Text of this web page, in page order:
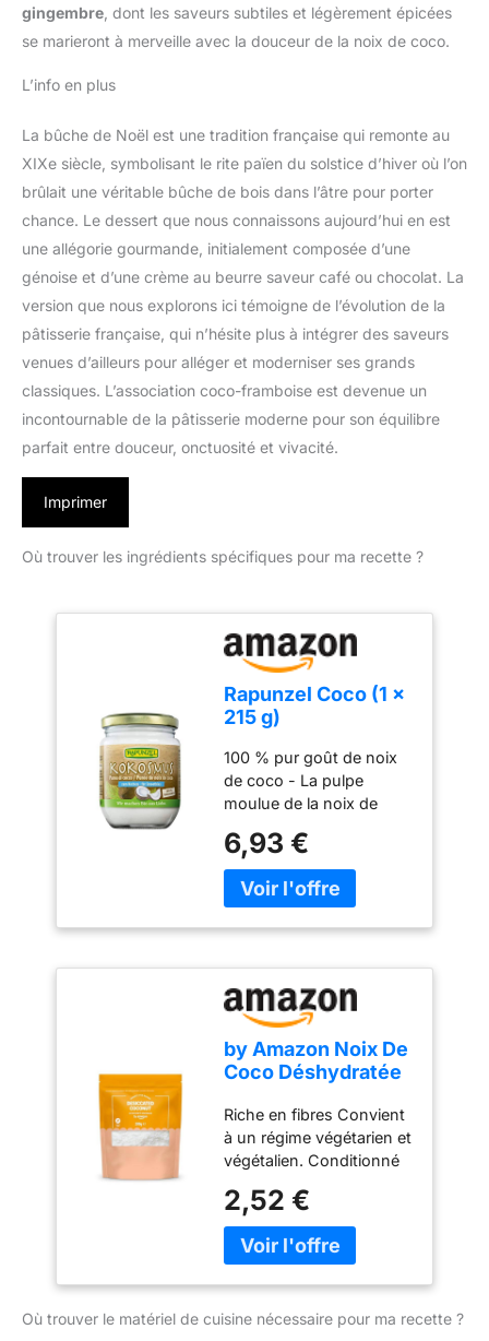
gingembre , dont les saveurs subtiles et légèrement épicées
se marieront à merveille avec la douceur de la noix de coco.
L’info en plus
La bûche de Noël est une tradition française qui remonte au
XIXe siècle, symbolisant le rite païen du solstice d’hiver où l’on
brûlait une véritable bûche de bois dans l’âtre pour porter
chance. Le dessert que nous connaissons aujourd’hui en est
une allégorie gourmande, initialement composée d’une
génoise et d’une crème au beurre saveur café ou chocolat. La
version que nous explorons ici témoigne de l’évolution de la
pâtisserie française, qui n’hésite plus à intégrer des saveurs
venues d’ailleurs pour alléger et moderniser ses grands
classiques. L’association coco-framboise est devenue un
incontournable de la pâtisserie moderne pour son équilibre
parfait entre douceur, onctuosité et vivacité.
Imprimer
Où trouver les ingrédients spécifiques pour ma recette ?
Rapunzel Coco (1 x
215 g)
100 % pur goût de noix
de coco - La pulpe
moulue de la noix de
manière polyvalente
dans la cuisine créative
Les noix de coco sont
ouvertes et la chair
blanche est retirée.
Celui-ci est ensuite lavé,
blanchi, et séché Nous
faisons du bio par amour
Coco
6,93 €
by Amazon Noix De
Coco Déshydratée
Riche en fibres Convient
à un régime végétarien et
végétalien. Conditionné
protectrice. La teneur en
sel est exclusivement
due à la présence de
2,52 €
Où trouver le matériel de cuisine nécessaire pour ma recette ?